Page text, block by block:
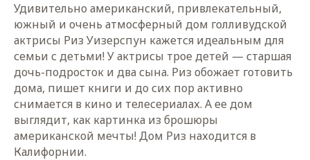
Удивительно американский, привлекательный,
южный и очень атмосферный дом голливудской
актрисы Риз Уизерспун кажется идеальным для
семьи с детьми! У актрисы трое детей — старшая
дочь-подросток и два сына. Риз обожает готовить
дома, пишет книги и до сих пор активно
снимается в кино и телесериалах. А ее дом
выглядит, как картинка из брошюры
американской мечты! Дом Риз находится в
Калифорнии.